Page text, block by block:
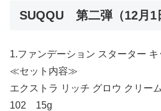
SUQQU 第二弾（12月1
1.ファンデーション スターター
≪セット内容≫
エクストラ リッチ グロウ クリー
102 15g